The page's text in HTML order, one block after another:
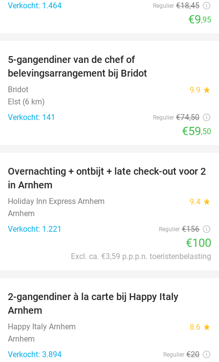
Verkocht: 1.464
Regulier €18,45
€9,95
5-gangendiner van de chef of
belevingsarrangement bij Bridot
Bridot 9.9 star
Elst (6 km)
Verkocht: 141
Regulier €74,50
€59,50
36%
Overnachting + ontbijt + late check-out voor 2
in Arnhem
Holiday Inn Express Arnhem 9.4 star
Arnhem
Verkocht: 1.221
Regulier €156
€100
Excl. ca. €3,59 p.p.p.n. toeristenbelasting
2-gangendiner à la carte bij Happy Italy
Arnhem
Happy Italy Arnhem 8.6 star
Arnhem
Verkocht: 3.894
Regulier €20